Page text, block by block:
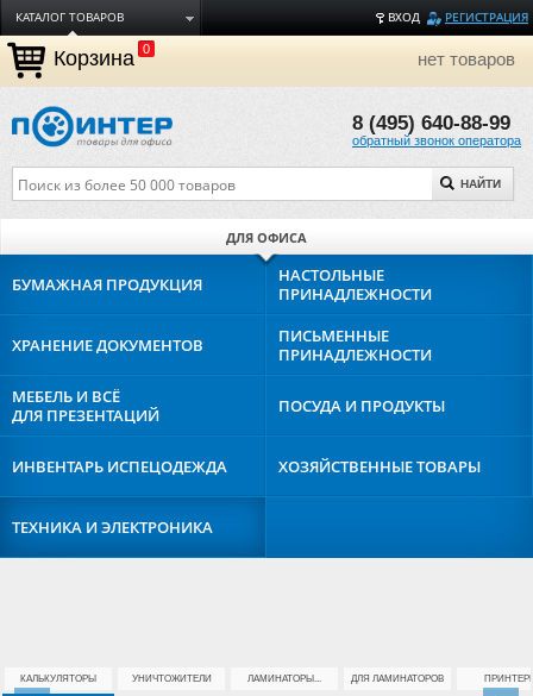
ВХОД РЕГИСТРАЦИЯ
КАТАЛОГ ТОВАРОВ
ДОСТАВКА
ОПЛАТА
ТОРГОВЫЕ МАРКИ
О КОМПАНИИ
Корзина 0 нет товаров
8 (495) 640-88-99
обратный звонок оператора
НАЙТИ
ДЛЯ ОФИСА
БУМАЖНАЯ ПРОДУКЦИЯ
НАСТОЛЬНЫЕ
ПРИНАДЛЕЖНОСТИ
ХРАНЕНИЕДОКУМЕНТОВ
ПИСЬМЕННЫЕ
ПРИНАДЛЕЖНОСТИ
МЕБЕЛЬ И ВСЁ
ДЛЯ ПРЕЗЕНТАЦИЙ
ПОСУДА И ПРОДУКТЫ
ИНВЕНТАРЬ ИСПЕЦОДЕЖДА ХОЗЯЙСТВЕННЫЕТОВАРЫ
ТЕХНИКА ИЭЛЕКТРОНИКА
КАЛЬКУЛЯТОРЫ УНИЧТОЖИТЕЛИ ЛАМИНАТОРЫ... ДЛЯ ЛАМИНАТОРОВ